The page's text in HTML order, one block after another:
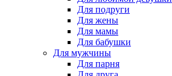
Для подруги
Для жены
Для мамы
Для бабушки
Для мужчины
Для парня